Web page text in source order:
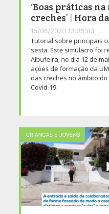
‘Boas práticas
creches’ | Hora
15/05/2020 13:35:00
Tutorial sobre principais
sesta. Este simulacro foi realizado na Misericórdia de
Albufeira, no dia 12 de
ações de formação da
das creches no âmbito
Covid-19.
CRIANÇAS E JOVENS